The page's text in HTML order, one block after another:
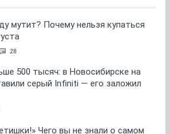
мутит? Почему нельзя купаться
28
500 тысяч: в Новосибирске на
серый Infiniti — его заложил
Чего вы не знали о самом